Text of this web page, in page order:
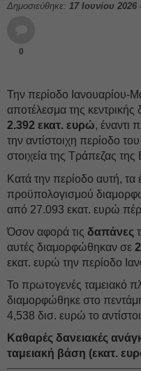
Δημοσιεύθηκε: 17 Ιουνίου 2026
0
Την περίοδο Ιανουαρίου-
αποτέλεσμα της κεντρικής
2.392 εκατ. ευρώ, έναντι
την αντίστοιχη περίοδο
στοιχεία της Τράπεζας
Κατά την περίοδο αυτή, τα
προϋπολογισμού
από 27.093 εκατ. ευρώ
Όσον αφορά τις δαπάνες
αυτές διαμορφώθηκαν σε
εκατ. ευρώ την περίοδο
Το πρωτογενές ταμειακό
διαμορφώθηκε στο
4,538 δισ. ευρώ το
Καθαρές δανειακές
ταμειακή βάση (εκατ.